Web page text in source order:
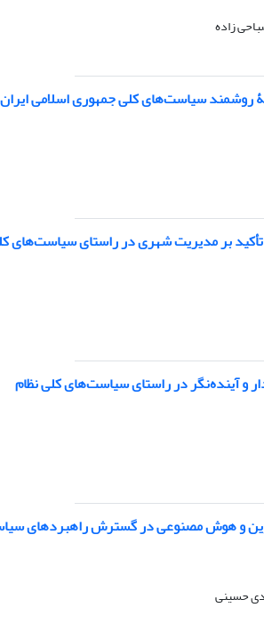
زاده
روشمند سیاست‌های کلی جمهوری اسلامی
بر مدیریت شهری در راستای سیاست‌های
و آینده‌نگر در راستای سیاست‌های کلی نظام
و هوش مصنوعی در گسترش راهبردهای
حسینی